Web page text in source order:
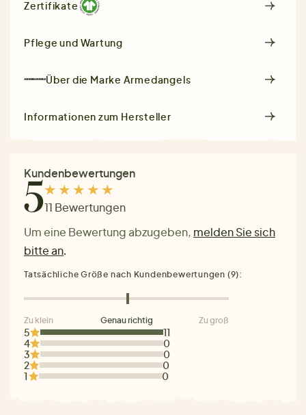
Zertifikate
Pflege und Wartung
Über die Marke Armedangels
Informationen zum Hersteller
Kundenbewertungen
511 Bewertungen
Um eine Bewertung abzugeben, melden Sie sich
bitte an.
5
11
4
0
3
0
2
0
1
0
Tatsächliche Größe nach Kundenbewertungen (9):
Zu klein Genau richtig Zu groß